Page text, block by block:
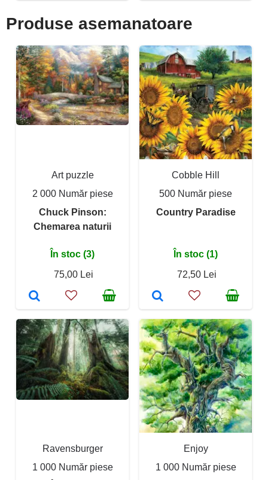
Produse asemanatoare
Art puzzle
2 000 Număr piese
Chuck Pinson:
Chemarea naturii
În stoc (3)
75,00 Lei
Cobble Hill
500 Număr piese
Country Paradise
În stoc (1)
72,50 Lei
Ravensburger
1 000 Număr piese
Enjoy
1 000 Număr piese